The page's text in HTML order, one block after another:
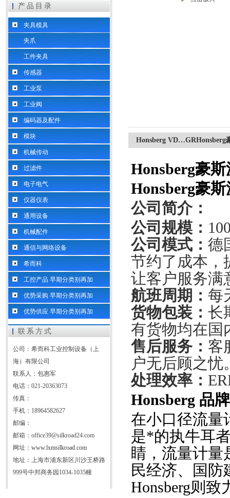
希而科工业控制设备（上海）有限公司
产品目录
夹具模具
夹爪
工件夹具
传感器
工业泵
工业阀
编码器及配件
模块
机械传动
过滤件
电子电气
仪器仪表
通用设备
机械配件
通信与网络设备
希而科
工控产品 早期分类别再加
优势采购 早期分类别再加
优势供应 早期分类别再加
联系方式
公司：希而科工业控制设备（上
海）有限公司
联系人：包惠军
电话：021-20363073
传真：
手机：18964582627
邮编：
邮箱：office39@silkroad24.com
网址： www.lxmsilkroad.com
地址：上海市浦东新区川沙王桥路
999号中邦商务园1034-1035幢
Honsberg
Honsberg豪
Honsberg豪
公司简介：
公司规模：
公司模式： 德
节约了成本，
让客户服务满
航班周期： 每
货物包装： 长
有货物均在国
售后服务： 客
户无后顾之忧
处理效率：
Honsberg 品
在小口径流量
是*的执牛耳
睛，流量计量
民经济、国防
Honsberg则